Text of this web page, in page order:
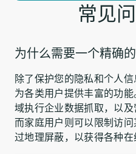
常见
为什么需要一个精确
除了保护您的隐私和个人
为各类用户提供丰富的功
域执行企业数据抓取，以及
而家庭用户则可以限制访
过地理屏蔽，以获得各种在